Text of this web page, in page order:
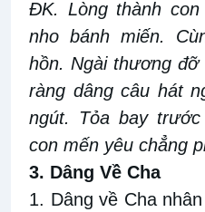
ĐK. Lòng thành
nho bánh miến.
hồn. Ngài thương
ràng dâng câu hát
ngút. Tỏa bay
con mến yêu chẳng
3. Dâng Về Cha
1. Dâng về Cha